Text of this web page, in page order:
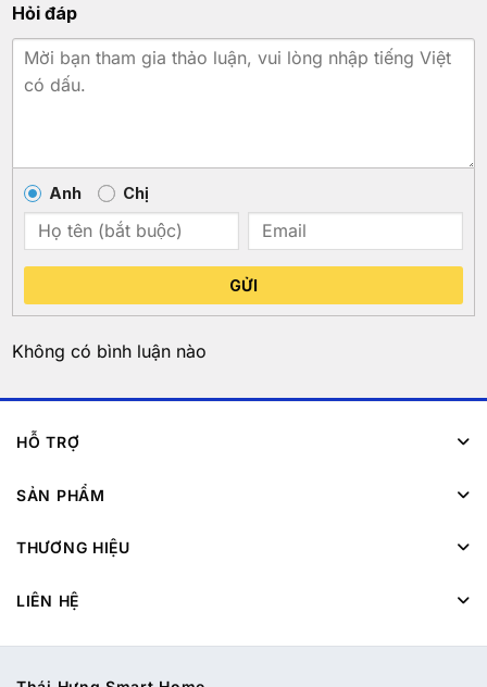
Hỏi đáp
Anh Chị
GỬI
Không có bình luận nào
HỖ TRỢ
SẢN PHẨM
THƯƠNG HIỆU
LIÊN HỆ